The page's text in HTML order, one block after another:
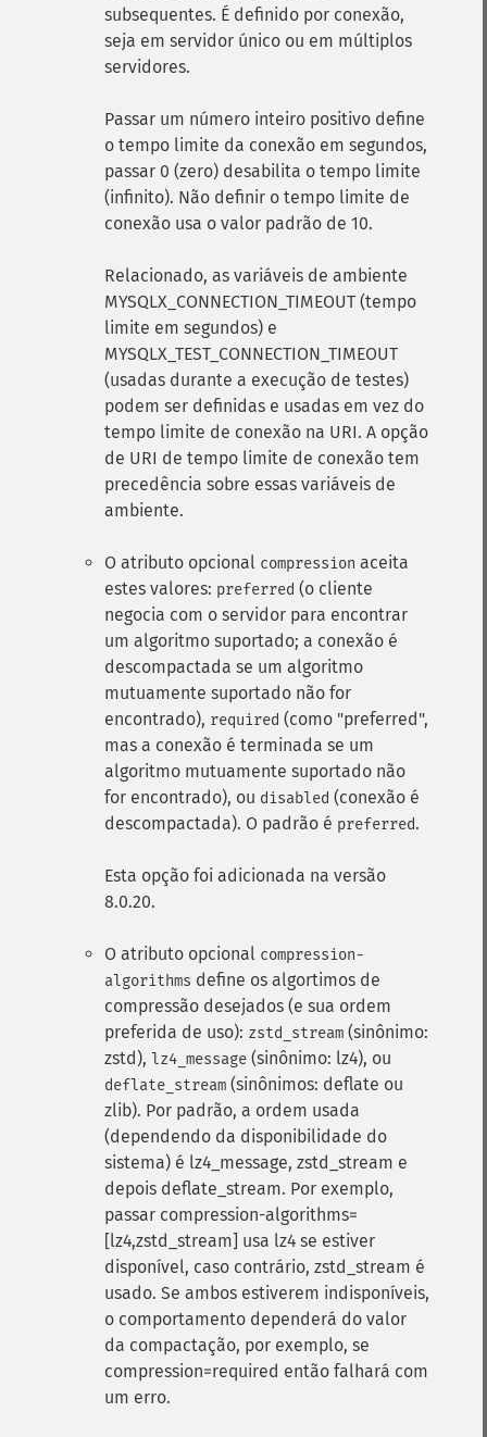
subsequentes. É definido por conexão,
seja em servidor único ou em múltiplos
servidores.
Passar um número inteiro positivo define
o tempo limite da conexão em segundos,
passar 0 (zero) desabilita o tempo limite
(infinito). Não definir o tempo limite de
conexão usa o valor padrão de 10.
Relacionado, as variáveis ​​de ambiente
MYSQLX_CONNECTION_TIMEOUT (tempo
limite em segundos) e
MYSQLX_TEST_CONNECTION_TIMEOUT
(usadas durante a execução de testes)
podem ser definidas e usadas em vez do
tempo limite de conexão na URI. A opção
de URI de tempo limite de conexão tem
precedência sobre essas variáveis ​​de
ambiente.
O atributo opcional compression aceita
estes valores: preferred (o cliente
negocia com o servidor para encontrar
um algoritmo suportado; a conexão é
descompactada se um algoritmo
mutuamente suportado não for
encontrado), required (como "preferred",
mas a conexão é terminada se um
algoritmo mutuamente suportado não
for encontrado), ou disabled (conexão é
descompactada). O padrão é preferred.
Esta opção foi adicionada na versão
8.0.20.
O atributo opcional compression-
algorithms define os algortimos de
compressão desejados (e sua ordem
preferida de uso): zstd_stream (sinônimo:
zstd), lz4_message (sinônimo: lz4), ou
deflate_stream (sinônimos: deflate ou
zlib). Por padrão, a ordem usada
(dependendo da disponibilidade do
sistema) é lz4_message, zstd_stream e
depois deflate_stream. Por exemplo,
passar compression-algorithms=
[lz4,zstd_stream] usa lz4 se estiver
disponível, caso contrário, zstd_stream é
usado. Se ambos estiverem indisponíveis,
o comportamento dependerá do valor
da compactação, por exemplo, se
compression=required então falhará com
um erro.